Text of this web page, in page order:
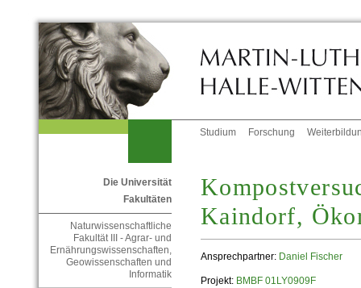
Studium Forschung
Die Universität
Fakultäten
Naturwissenschaftliche
Fakultät III - Agrar- und
Ernährungswissenschaften,
Geowissenschaften und
Informatik
Kaindorf,
Ansprechpartner: Daniel Fischer
Projekt: BMBF 01LY0909F